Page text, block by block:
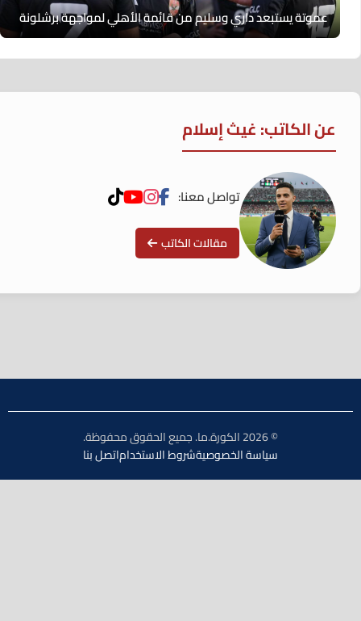
عموتة يستبعد داري وسليم من قائمة الأهلي لمواجهة برشلونة
عن الكاتب: غيث إسلام
تواصل معنا:
مقالات الكاتب
سياسة الخصوصيةشروط الاستخداماتصل بنا